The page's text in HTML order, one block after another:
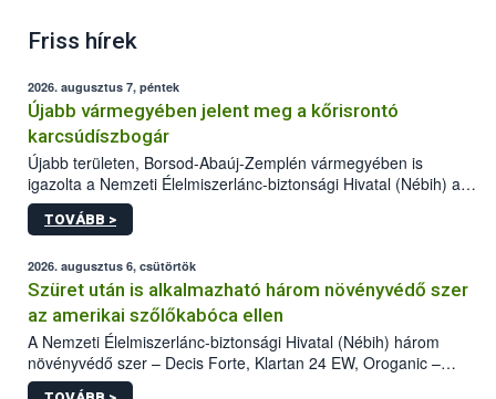
Friss hírek
2026. augusztus 7, péntek
Újabb vármegyében jelent meg a kőrisrontó
karcsúdíszbogár
Újabb területen, Borsod-Abaúj-Zemplén vármegyében is
igazolta a Nemzeti Élelmiszerlánc-biztonsági Hivatal (Nébih) a
kőrisrontó karcsúdíszbogár (Agrilus planipennis) jelenlétét. A
kártevőt nem csak színcsapdában találták meg, de már fertőzött
az intenzív felderítést, emellett az intézkedéseket a szlovák
hatósággal is összehangolják a terjedés megállítása érdekében.
TOVÁBB >
2026. augusztus 6, csütörtök
Szüret után is alkalmazható három növényvédő szer
az amerikai szőlőkabóca ellen
A Nemzeti Élelmiszerlánc-biztonsági Hivatal (Nébih) három
növényvédő szer – Decis Forte, Klartan 24 EW, Oroganic –
engedélyokiratát módosította, így azok a szüretet követően,